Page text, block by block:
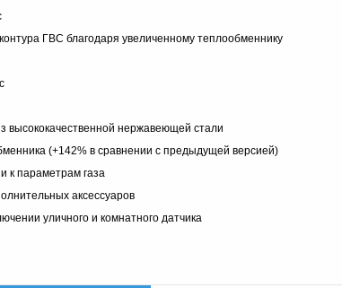
ГВС благодаря увеличенному теплообменнику
высококачественной нержавеющей стали
(+142% в сравнении с предыдущей версией)
к параметрам газа
аксессуаров
уличного и комнатного датчика